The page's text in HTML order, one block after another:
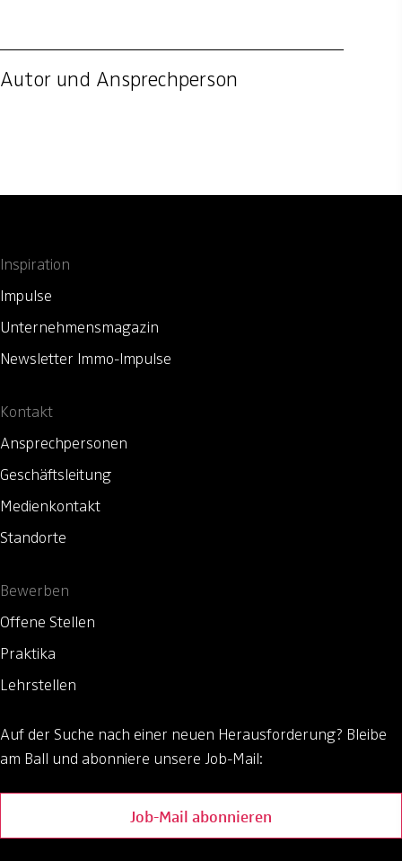
Autor und Ansprechperson
Inspiration
Impulse
Unternehmensmagazin
Newsletter Immo-Impulse
Kontakt
Ansprechpersonen
Geschäftsleitung
Medienkontakt
Standorte
Bewerben
Offene Stellen
Praktika
Lehrstellen
Auf der Suche nach einer neuen Herausforderung? Bleibe
am Ball und abonniere unsere Job-Mail:
Job-Mail abonnieren